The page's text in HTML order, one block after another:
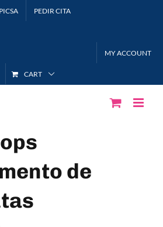
PEDIR CITA
MY ACCOUNT
CART
de